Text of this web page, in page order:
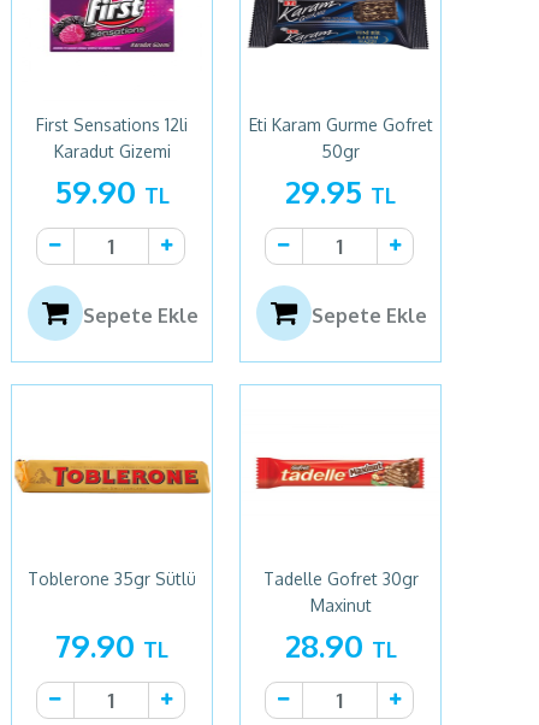
First Sensations 12li
Karadut Gizemi
59.90 TL
Sepete Ekle
Eti Karam Gurme Gofret
50gr
29.95 TL
Sepete Ekle
Toblerone 35gr Sütlü
79.90 TL
Tadelle Gofret 30gr
Maxinut
28.90 TL